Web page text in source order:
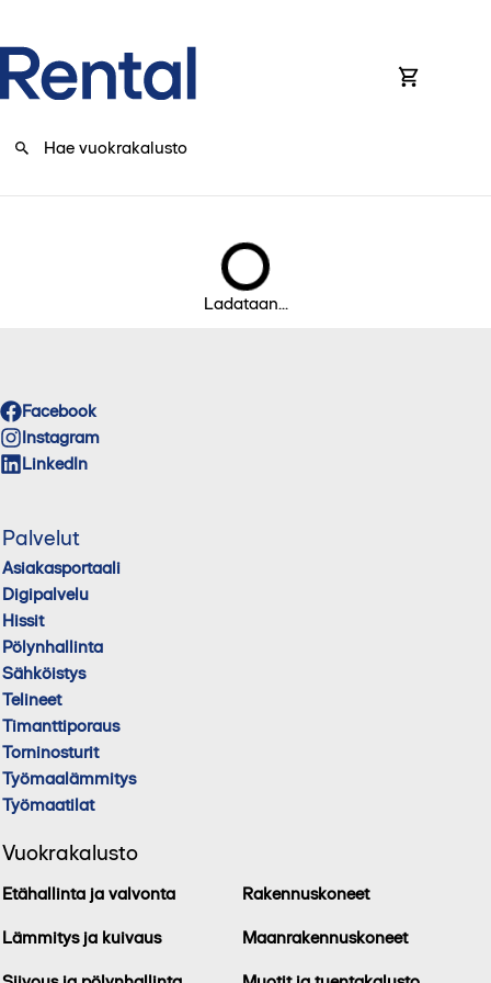
Ladataan...
Facebook
Instagram
LinkedIn
Palvelut
Asiakasportaali
Digipalvelu
Hissit
Pölynhallinta
Sähköistys
Telineet
Timanttiporaus
Torninosturit
Työmaalämmitys
Työmaatilat
Vuokrakalusto
Etähallinta ja valvonta
Lämmitys ja kuivaus
Rakennuskoneet
Maanrakennuskoneet